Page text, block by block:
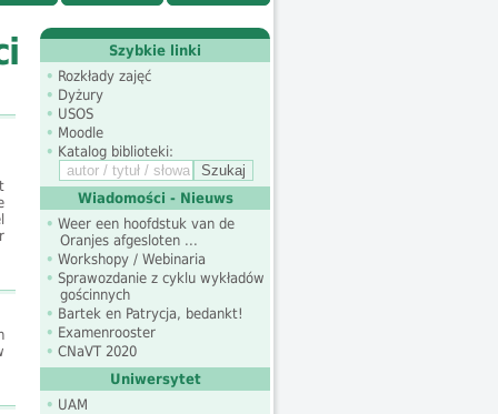
Szybkie linki
Rozkłady zajęć
Dyżury
USOS
Moodle
Katalog biblioteki:
Wiadomości - Nieuws
Weer een hoofdstuk van de
Oranjes afgesloten ...
Workshopy / Webinaria
Sprawozdanie z cyklu wykładów
gościnnych
Bartek en Patrycja, bedankt!
Examenrooster
CNaVT 2020
Uniwersytet
UAM